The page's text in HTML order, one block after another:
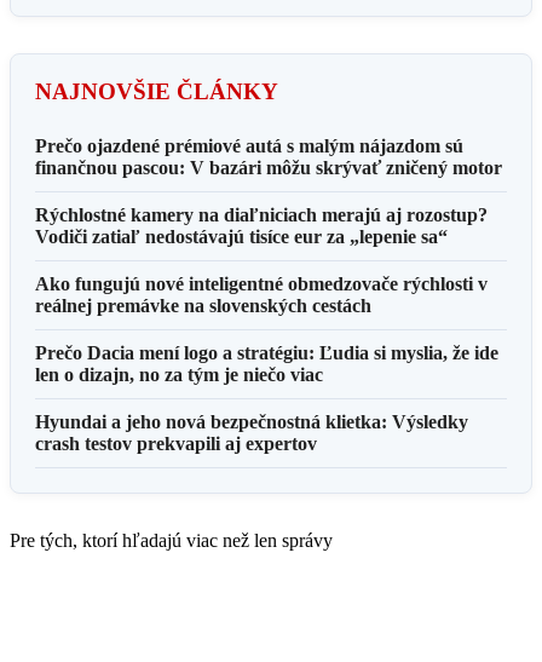
NAJNOVŠIE ČLÁNKY
Prečo ojazdené prémiové autá s malým nájazdom sú
finančnou pascou: V bazári môžu skrývať zničený motor
Rýchlostné kamery na diaľniciach merajú aj rozostup?
Vodiči zatiaľ nedostávajú tisíce eur za „lepenie sa“
Ako fungujú nové inteligentné obmedzovače rýchlosti v
reálnej premávke na slovenských cestách
Prečo Dacia mení logo a stratégiu: Ľudia si myslia, že ide
len o dizajn, no za tým je niečo viac
Hyundai a jeho nová bezpečnostná klietka: Výsledky
crash testov prekvapili aj expertov
Pre tých, ktorí hľadajú viac než len správy